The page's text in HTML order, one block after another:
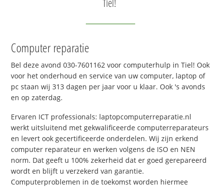
Tiel!
Computer reparatie
Bel deze avond 030-7601162 voor computerhulp in Tiel! Ook
voor het onderhoud en service van uw computer, laptop of
pc staan wij 313 dagen per jaar voor u klaar. Ook 's avonds
en op zaterdag.
Ervaren ICT professionals: laptopcomputerreparatie.nl
werkt uitsluitend met gekwalificeerde computerreparateurs
en levert ook gecertificeerde onderdelen. Wij zijn erkend
computer reparateur en werken volgens de ISO en NEN
norm. Dat geeft u 100% zekerheid dat er goed gerepareerd
wordt en blijft u verzekerd van garantie.
Computerproblemen in de toekomst worden hiermee